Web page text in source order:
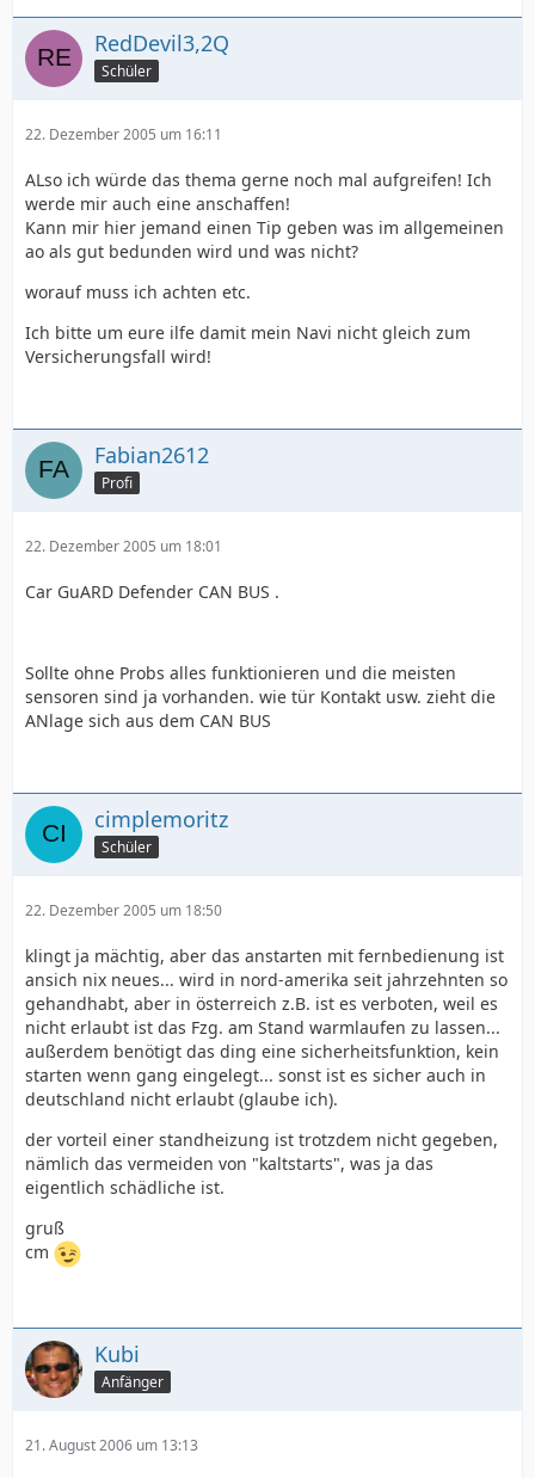
RedDevil3,2Q
Schüler
22. Dezember 2005 um 16:11
ALso ich würde das thema gerne noch mal aufgreifen! Ich
werde mir auch eine anschaffen!
Kann mir hier jemand einen Tip geben was im allgemeinen
ao als gut bedunden wird und was nicht?
worauf muss ich achten etc.
Ich bitte um eure ilfe damit mein Navi nicht gleich zum
Versicherungsfall wird!
Fabian2612
Profi
22. Dezember 2005 um 18:01
Car GuARD Defender CAN BUS .
Sollte ohne Probs alles funktionieren und die meisten
sensoren sind ja vorhanden. wie tür Kontakt usw. zieht die
ANlage sich aus dem CAN BUS
cimplemoritz
Schüler
22. Dezember 2005 um 18:50
klingt ja mächtig, aber das anstarten mit fernbedienung ist
ansich nix neues... wird in nord-amerika seit jahrzehnten so
gehandhabt, aber in österreich z.B. ist es verboten, weil es
nicht erlaubt ist das Fzg. am Stand warmlaufen zu lassen...
außerdem benötigt das ding eine sicherheitsfunktion, kein
starten wenn gang eingelegt... sonst ist es sicher auch in
deutschland nicht erlaubt (glaube ich).
der vorteil einer standheizung ist trotzdem nicht gegeben,
nämlich das vermeiden von "kaltstarts", was ja das
eigentlich schädliche ist.
gruß
cm
Kubi
Anfänger
21. August 2006 um 13:13